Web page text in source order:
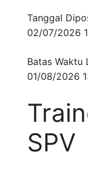
Tanggal
02/07/2026
Batas Waktu
01/08/2026
SPV